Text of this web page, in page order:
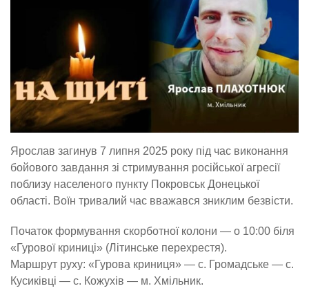
Ярослав загинув 7 липня 2025 року під час виконання
бойового завдання зі стримування російської агресії
поблизу населеного пункту Покровськ Донецької
області. Воїн тривалий час вважався зниклим безвісти.
Початок формування скорботної колони — о 10:00 біля
«Гурової криниці» (Літинське перехрестя).
Маршрут руху: «Гурова криниця» — с. Громадське — с.
Кусиківці — с. Кожухів — м. Хмільник.